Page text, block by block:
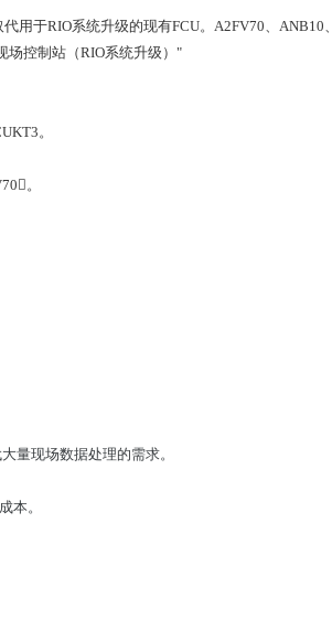
用于RIO系统升级的现有FCU。A2FV70、ANB10、
场控制站（RIO系统升级）"
。
。
量现场数据处理的需求。
本。